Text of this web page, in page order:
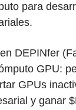
para
DEPINfer
GPU:
GPUs
y ganar